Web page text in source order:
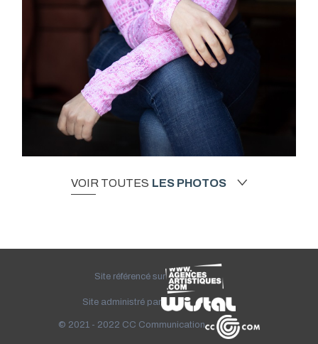
VOIR TOUTES LES PHOTOS
Site référencé sur
Site administré par
© 2021 - 2022 CC Communication